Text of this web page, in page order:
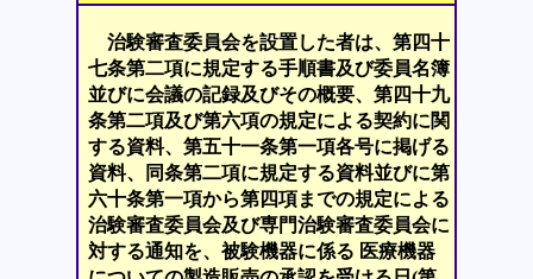
治験審査委員会を設置した者は、第四十
七条第二項に規定する手順書及び委員名簿
並びに会議の記録及びその概要、第四十九
条第二項及び第六項の規定による契約に関
する資料、第五十一条第一項各号に掲げる
資料、同条第二項に規定する資料並びに第
六十条第一項から第四項までの規定による
治験審査委員会及び専門治験審査委員会に
対する通知を、被験機器に係る 医療機器